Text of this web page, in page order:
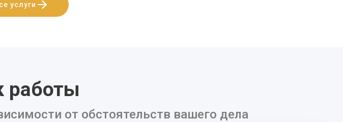
услуги
работы
от обстоятельств вашего дела